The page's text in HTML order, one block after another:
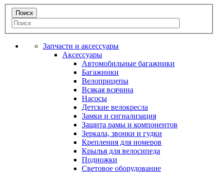
Запчасти и аксессуары
Аксессуары
Автомобильные багажники
Багажники
Велоприцепы
Всякая всячина
Насосы
Детские велокресла
Замки и сигнализация
Защита рамы и компонентов
Зеркала, звонки и гудки
Крепления для номеров
Крылья для велосипеда
Подножки
Световое оборудование